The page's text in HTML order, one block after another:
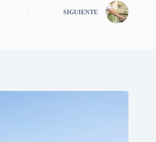
SIGUIENTE